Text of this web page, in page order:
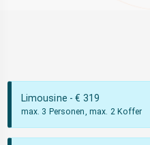
Limousine - € 319
max. 3 Personen, max. 2 Koffer